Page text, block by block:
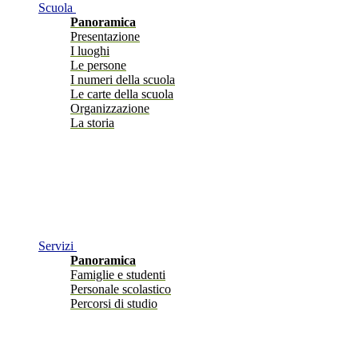
Scuola
Panoramica
Presentazione
I luoghi
Le persone
I numeri della scuola
Le carte della scuola
Organizzazione
La storia
Servizi
Panoramica
Famiglie e studenti
Personale scolastico
Percorsi di studio